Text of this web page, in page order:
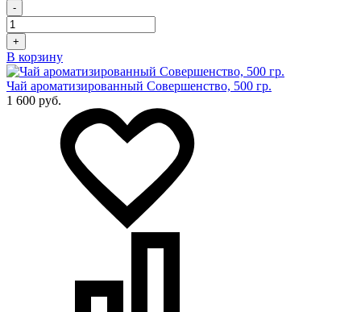
-
+
В корзину
Чай ароматизированный Совершенство, 500 гр.
1 600 руб.